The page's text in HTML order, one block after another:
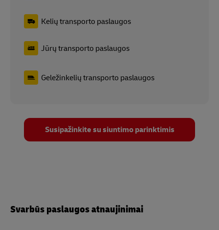
Kelių transporto paslaugos
Jūrų transporto paslaugos
Geležinkelių transporto paslaugos
Susipažinkite su siuntimo parinktimis
Svarbūs paslaugos atnaujinimai